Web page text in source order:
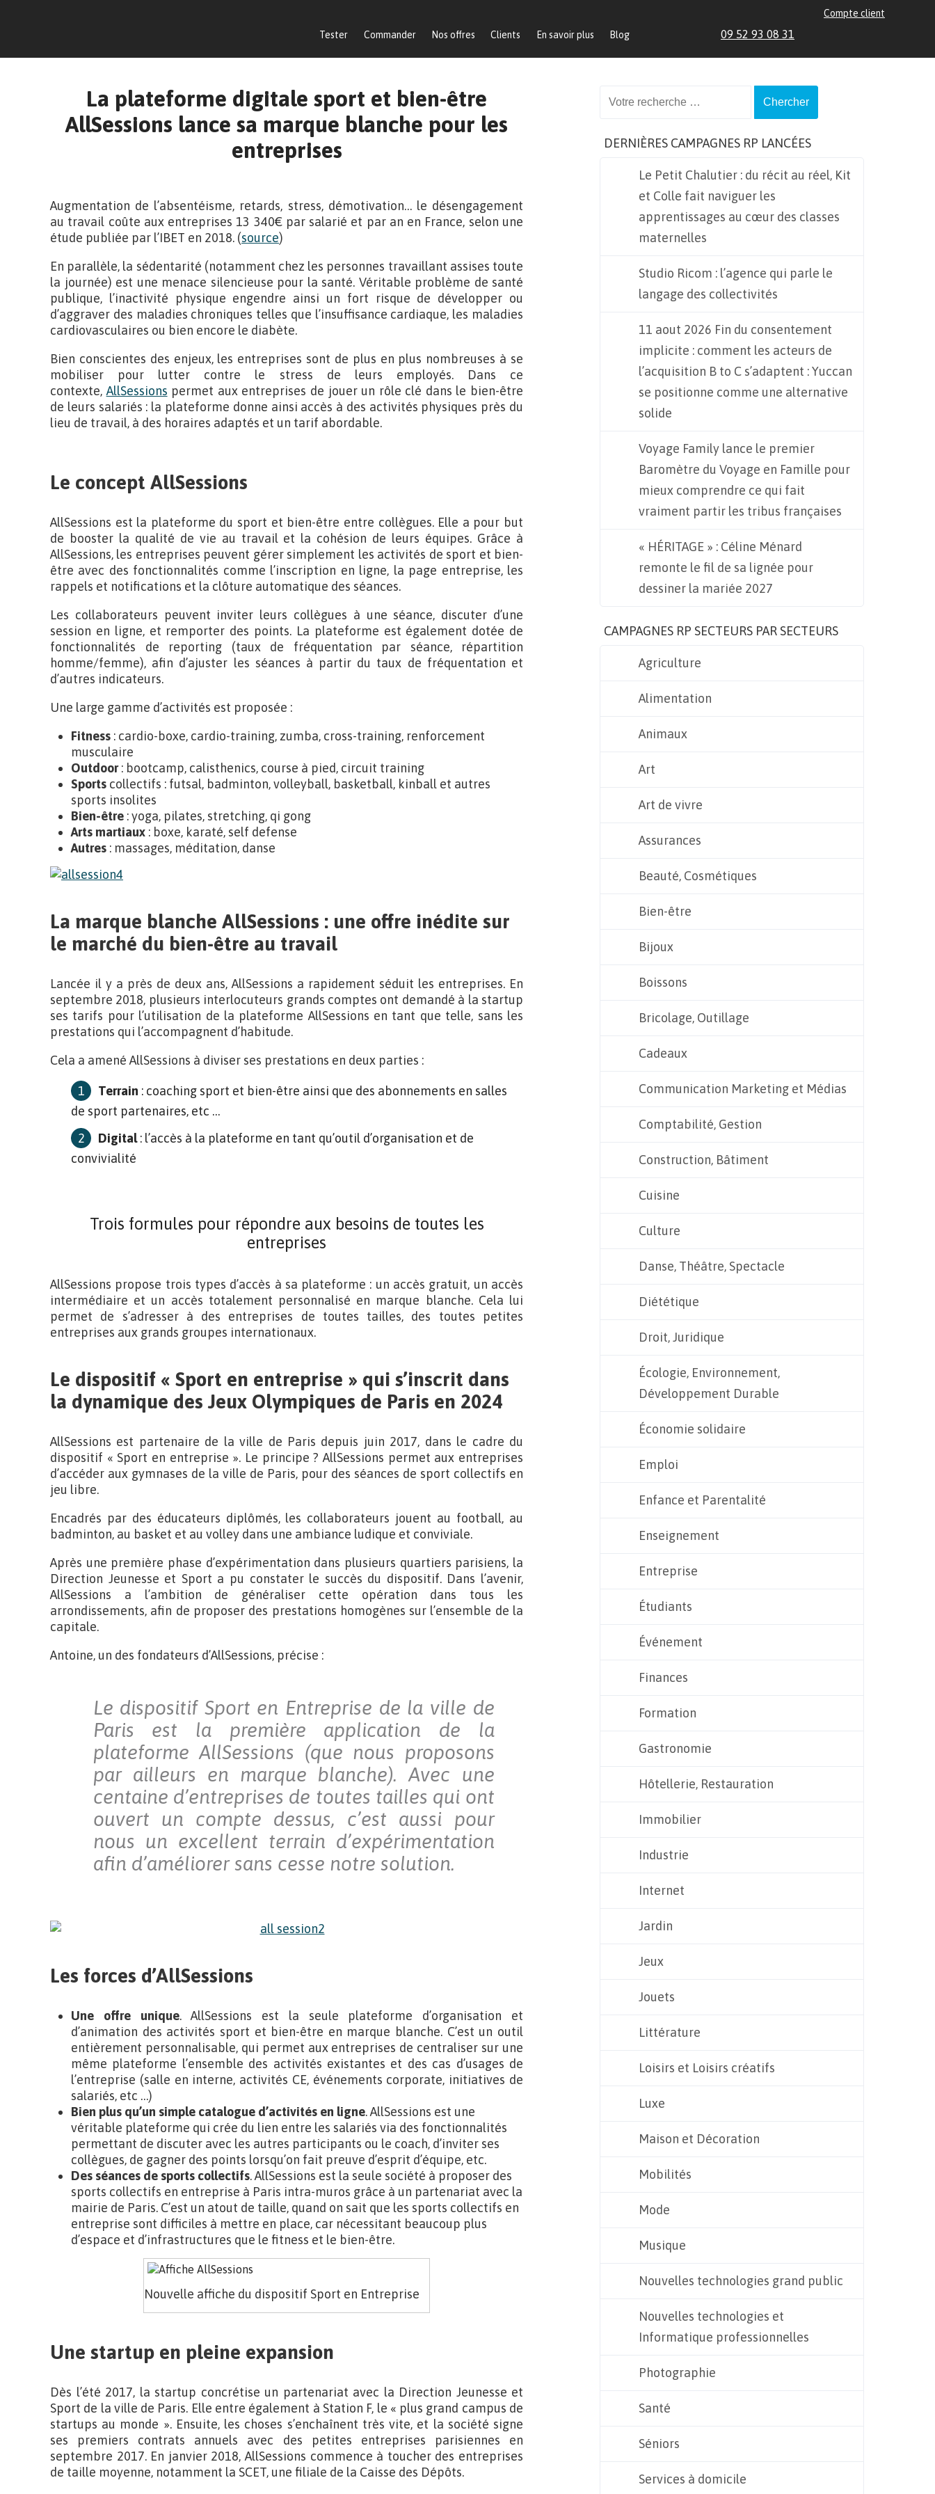
Tester Commander Nos offres Clients En savoir plus Blog
Compte client
09 52 93 08 31
La plateforme digitale sport et bien-être
AllSessions lance sa marque blanche pour les
entreprises
Augmentation de l’absentéisme, retards, stress, démotivation… le désengagement
au travail coûte aux entreprises 13 340€ par salarié et par an en France, selon une
étude publiée par l’IBET en 2018. (source)
En parallèle, la sédentarité (notamment chez les personnes travaillant assises toute
la journée) est une menace silencieuse pour la santé. Véritable problème de santé
publique, l’inactivité physique engendre ainsi un fort risque de développer ou
d’aggraver des maladies chroniques telles que l’insuffisance cardiaque, les maladies
cardiovasculaires ou bien encore le diabète.
Bien conscientes des enjeux, les entreprises sont de plus en plus nombreuses à se
mobiliser pour lutter contre le stress de leurs employés. Dans ce
contexte, AllSessions permet aux entreprises de jouer un rôle clé dans le bien-être
de leurs salariés : la plateforme donne ainsi accès à des activités physiques près du
lieu de travail, à des horaires adaptés et un tarif abordable.
Le concept AllSessions
AllSessions est la plateforme du sport et bien-être entre collègues. Elle a pour but
de booster la qualité de vie au travail et la cohésion de leurs équipes. Grâce à
AllSessions, les entreprises peuvent gérer simplement les activités de sport et bien-
être avec des fonctionnalités comme l’inscription en ligne, la page entreprise, les
rappels et notifications et la clôture automatique des séances.
Les collaborateurs peuvent inviter leurs collègues à une séance, discuter d’une
session en ligne, et remporter des points. La plateforme est également dotée de
fonctionnalités de reporting (taux de fréquentation par séance, répartition
homme/femme), afin d’ajuster les séances à partir du taux de fréquentation et
d’autres indicateurs.
Une large gamme d’activités est proposée :
Fitness : cardio-boxe, cardio-training, zumba, cross-training, renforcement
musculaire
Outdoor: bootcamp, calisthenics, course à pied, circuit training
Sports collectifs : futsal, badminton, volleyball, basketball, kinball et autres
sports insolites
Bien-être : yoga, pilates, stretching, qi gong
Arts martiaux : boxe, karaté, self defense
Autres : massages, méditation, danse
La marque blanche AllSessions : une offre inédite sur
le marché du bien-être au travail
Lancée il y a près de deux ans, AllSessions a rapidement séduit les entreprises. En
septembre 2018, plusieurs interlocuteurs grands comptes ont demandé à la startup
ses tarifs pour l’utilisation de la plateforme AllSessions en tant que telle, sans les
prestations qui l’accompagnent d’habitude.
Cela a amené AllSessions à diviser ses prestations en deux parties :
Terrain : coaching sport et bien-être ainsi que des abonnements en salles
de sport partenaires, etc …
Digital: l’accès à la plateforme en tant qu’outil d’organisation et de
convivialité
Trois formules pour répondre aux besoins de toutes les
entreprises
AllSessions propose trois types d’accès à sa plateforme : un accès gratuit, un accès
intermédiaire et un accès totalement personnalisé en marque blanche. Cela lui
permet de s’adresser à des entreprises de toutes tailles, des toutes petites
entreprises aux grands groupes internationaux.
Le dispositif « Sport en entreprise » qui s’inscrit dans
la dynamique des Jeux Olympiques de Paris en 2024
AllSessions est partenaire de la ville de Paris depuis juin 2017, dans le cadre du
dispositif « Sport en entreprise ». Le principe ? AllSessions permet aux entreprises
d’accéder aux gymnases de la ville de Paris, pour des séances de sport collectifs en
jeu libre.
Encadrés par des éducateurs diplômés, les collaborateurs jouent au football, au
badminton, au basket et au volley dans une ambiance ludique et conviviale.
Après une première phase d’expérimentation dans plusieurs quartiers parisiens, la
Direction Jeunesse et Sport a pu constater le succès du dispositif. Dans l’avenir,
AllSessions a l’ambition de généraliser cette opération dans tous les
arrondissements, afin de proposer des prestations homogènes sur l’ensemble de la
capitale.
Antoine, un des fondateurs d’AllSessions, précise :
Le dispositif Sport en Entreprise de la ville de
Paris est la première application de la
plateforme AllSessions (que nous proposons
par ailleurs en marque blanche). Avec une
centaine d’entreprises de toutes tailles qui ont
ouvert un compte dessus, c’est aussi pour
nous un excellent terrain d’expérimentation
afin d’améliorer sans cesse notre solution.
Les forces d’AllSessions
Une offre unique. AllSessions est la seule plateforme d’organisation et
d’animation des activités sport et bien-être en marque blanche. C’est un outil
entièrement personnalisable, qui permet aux entreprises de centraliser sur une
même plateforme l’ensemble des activités existantes et des cas d’usages de
l’entreprise (salle en interne, activités CE, événements corporate, initiatives de
salariés, etc …)
Bien plus qu’un simple catalogue d’activités en ligne. AllSessions est une
véritable plateforme qui crée du lien entre les salariés via des fonctionnalités
permettant de discuter avec les autres participants ou le coach, d’inviter ses
collègues, de gagner des points lorsqu’on fait preuve d’esprit d’équipe, etc.
Des séances de sports collectifs. AllSessions est la seule société à proposer des
sports collectifs en entreprise à Paris intra-muros grâce à un partenariat avec la
mairie de Paris. C’est un atout de taille, quand on sait que les sports collectifs en
entreprise sont difficiles à mettre en place, car nécessitant beaucoup plus
d’espace et d’infrastructures que le fitness et le bien-être.
Nouvelle affiche du dispositif Sport en Entreprise
Une startup en pleine expansion
Dès l’été 2017, la startup concrétise un partenariat avec la Direction Jeunesse et
Sport de la ville de Paris. Elle entre également à Station F, le « plus grand campus de
startups au monde ». Ensuite, les choses s’enchaînent très vite, et la société signe
ses premiers contrats annuels avec des petites entreprises parisiennes en
septembre 2017. En janvier 2018, AllSessions commence à toucher des entreprises
de taille moyenne, notamment la SCET, une filiale de la Caisse des Dépôts.
DERNIÈRES CAMPAGNES RP LANCÉES
Le Petit Chalutier : du récit au réel, Kit
et Colle fait naviguer les
apprentissages au cœur des classes
maternelles
Studio Ricom : l’agence qui parle le
langage des collectivités
11 aout 2026 Fin du consentement
implicite : comment les acteurs de
l’acquisition B to C s’adaptent : Yuccan
se positionne comme une alternative
solide
Voyage Family lance le premier
Baromètre du Voyage en Famille pour
mieux comprendre ce qui fait
vraiment partir les tribus françaises
« HÉRITAGE » : Céline Ménard
remonte le fil de sa lignée pour
dessiner la mariée 2027
CAMPAGNES RP SECTEURS PAR SECTEURS
Agriculture
Alimentation
Animaux
Art
Art de vivre
Assurances
Beauté, Cosmétiques
Bien-être
Bijoux
Boissons
Bricolage, Outillage
Cadeaux
Communication Marketing et Médias
Comptabilité, Gestion
Construction, Bâtiment
Cuisine
Culture
Danse, Théâtre, Spectacle
Diététique
Droit, Juridique
Écologie, Environnement,
Développement Durable
Économie solidaire
Emploi
Enfance et Parentalité
Enseignement
Entreprise
Étudiants
Événement
Finances
Formation
Gastronomie
Hôtellerie, Restauration
Immobilier
Industrie
Internet
Jardin
Jeux
Jouets
Littérature
Loisirs et Loisirs créatifs
Luxe
Maison et Décoration
Mobilités
Mode
Musique
Nouvelles technologies grand public
Nouvelles technologies et
Informatique professionnelles
Photographie
Santé
Séniors
Services à domicile